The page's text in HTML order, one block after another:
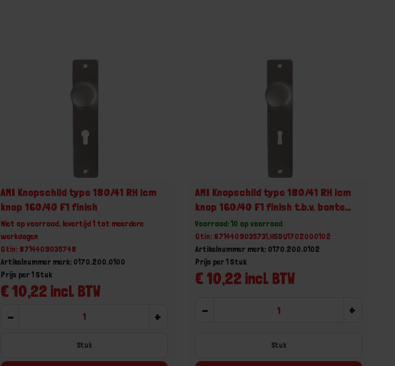
AMI Knopschild type 180/41 RH icm
knop 160/40 F1 finish
Niet op voorraad, levertijd 1 tot meerdere
werkdagen
Gtin: 8714409035748
Artikelnummer merk: 0170.200.0100
€ 10,22 incl. BTW
Prijs per 1 Stuk
- +
Stuk
AMI Knopschild type 180/41 RH icm
knop 160/40 F1 finish t.b.v. bonte
baard SL 56
Voorraad: 10 op voorraad
Gtin: 8714409035731,HSDU1702000102
Artikelnummer merk: 0170.200.0102
€ 10,22 incl. BTW
Prijs per 1 Stuk
- +
Stuk